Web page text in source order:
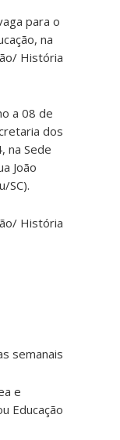
para o
na
História
a 08 de
dos
na Sede
João
SC).
História
semanais
e
Educação